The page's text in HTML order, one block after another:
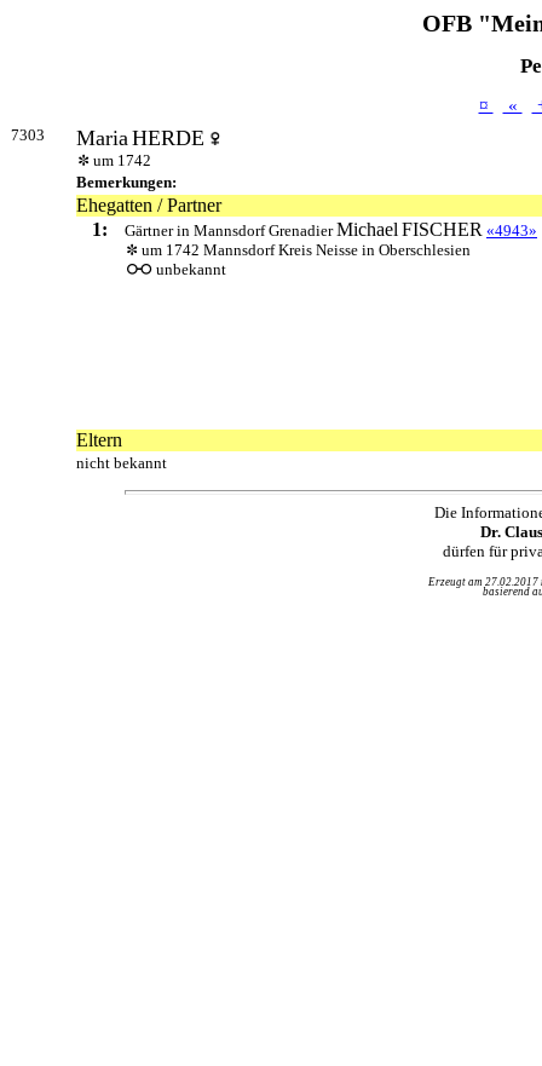
OFB
¤ «
7303 MariaHERDE
um 1742
Bemerkungen:
Ehegatten / Partner
1:
Gärtner in Mannsdorf GrenadierMichael FISCHER «4943»
um 1742 Mannsdorf Kreis Neisse in Oberschlesien
unbekannt
Eltern
nicht bekannt
Die
Dr.
dürfen für
Erzeugt am
basierend